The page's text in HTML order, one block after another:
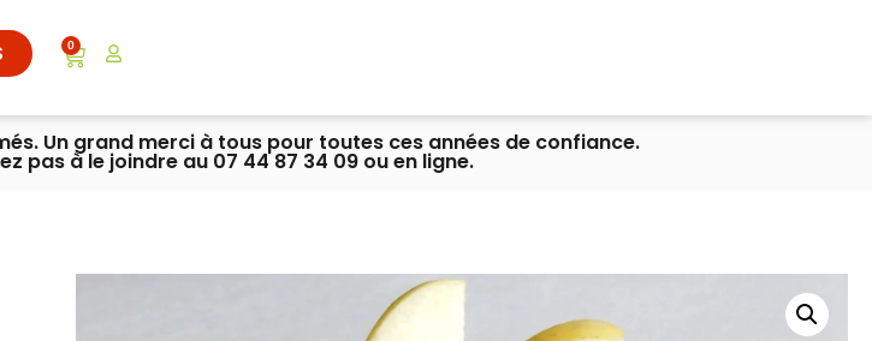
0
Un grand merci à tous pour toutes ces années de confiance.
pas à le joindre au 07 44 87 34 09 ou en ligne.